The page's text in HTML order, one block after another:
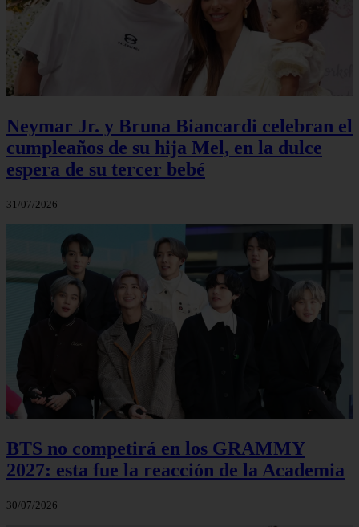
Neymar Jr. y Bruna Biancardi celebran el
cumpleaños de su hija Mel, en la dulce
espera de su tercer bebé
31/07/2026
BTS no competirá en los GRAMMY
2027: esta fue la reacción de la Academia
30/07/2026